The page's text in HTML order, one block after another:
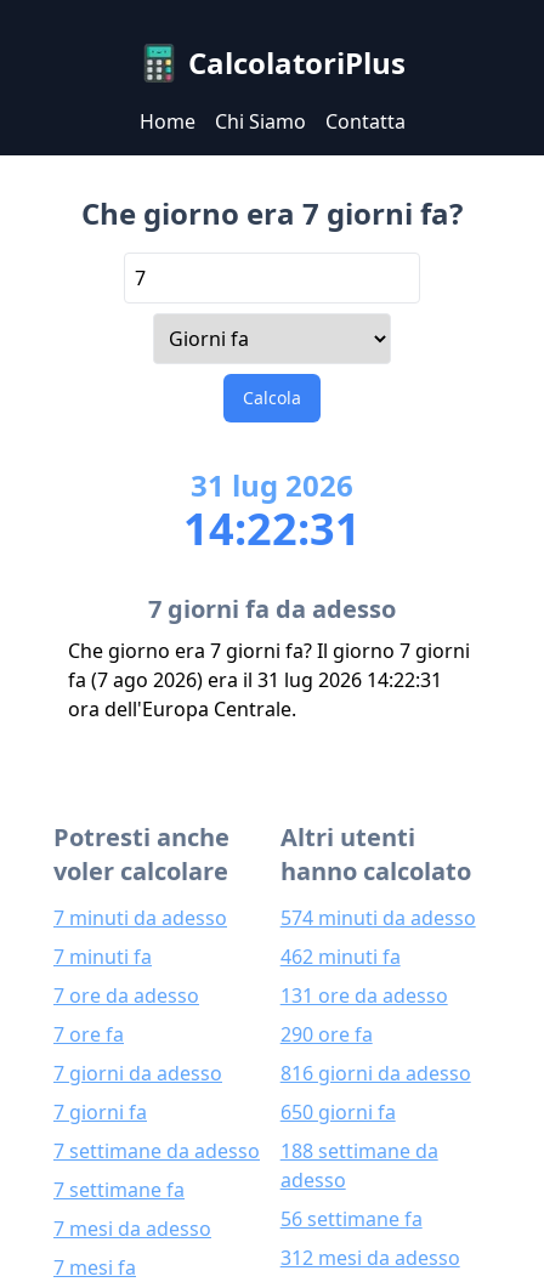
CalcolatoriPlus
Home Chi Siamo Contatta
Che giorno era 7 giorni fa?
Calcola
31 lug 2026
14:22:31
7 giorni fa da adesso
Che giorno era 7 giorni fa? Il giorno 7 giorni
fa (7 ago 2026) era il 31 lug 2026 14:22:31
ora dell'Europa Centrale.
Potresti anche
voler calcolare
7 minuti da adesso
7 minuti fa
7 ore da adesso
7 ore fa
7 giorni da adesso
7 giorni fa
7 settimane da adesso
7 settimane fa
7 mesi da adesso
7 mesi fa
Altri utenti
hanno calcolato
574 minuti da adesso
462 minuti fa
131 ore da adesso
290 ore fa
816 giorni da adesso
650 giorni fa
188 settimane da
adesso
56 settimane fa
312 mesi da adesso